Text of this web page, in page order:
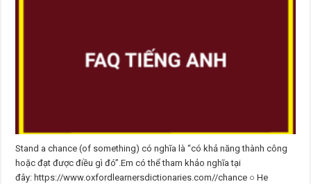
Stand a chance (of something) có nghĩa là “có khả năng thành công
hoặc đạt được điều gì đó”.Em có thể tham khảo nghĩa tại
đây: https://www.oxfordlearnersdictionaries.com//chance ○ He